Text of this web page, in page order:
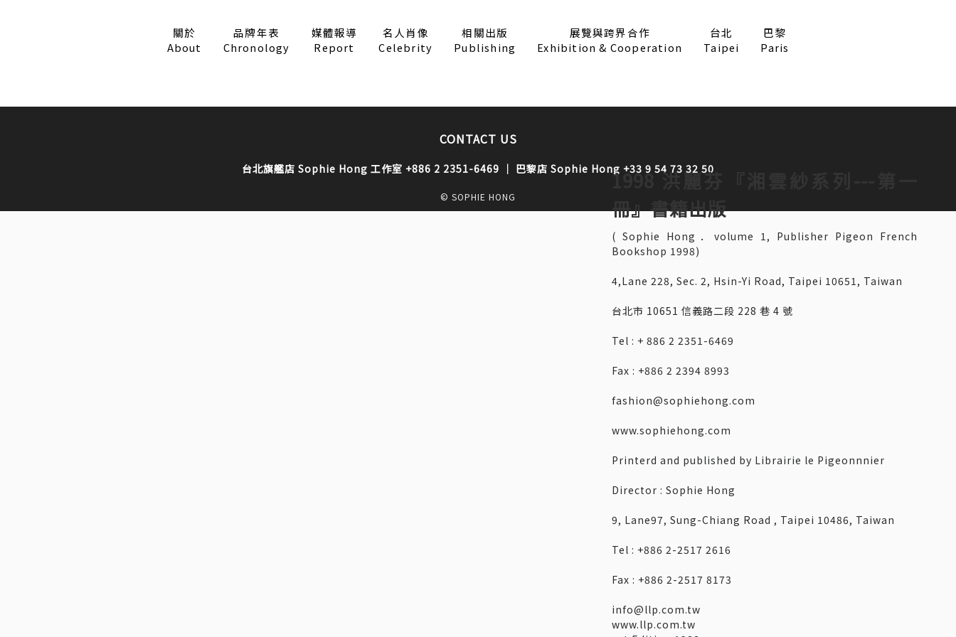
關於
About
品牌年表
Chronology
媒體報導
Report
名人肖像
Celebrity
相關出版
Publishing
展覽與跨界合作
Exhibition & Cooperation
台北
Taipei
巴黎
Paris
1998 洪麗芬『湘雲紗系列---第一
冊』書籍出版
( Sophie Hong．volume 1, Publisher Pigeon French
Bookshop 1998)
4,Lane 228, Sec. 2, Hsin-Yi Road, Taipei 10651, Taiwan
台北市 10651 信義路二段 228 巷 4 號
Tel : + 886 2 2351-6469
Fax : +886 2 2394 8993
fashion@sophiehong.com
www.sophiehong.com
Printerd and published by Librairie le Pigeonnnier
Director : Sophie Hong
9, Lane97, Sung-Chiang Road , Taipei 10486, Taiwan
Tel : +886 2-2517 2616
Fax : +886 2-2517 8173
info@llp.com.tw
www.llp.com.tw
CONTACT US
台北旗艦店 Sophie Hong 工作室 +886 2 2351-6469 ｜ 巴黎店 Sophie Hong +33 9 54 73 32 50
© SOPHIE HONG